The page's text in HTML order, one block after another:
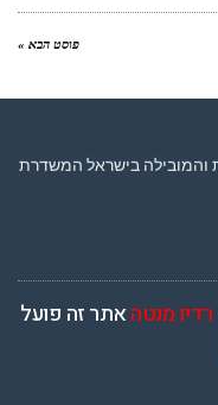
פוסט הבא »
והמובילה בישראל המשדרת
רדיו מנטהאתר זה פועל